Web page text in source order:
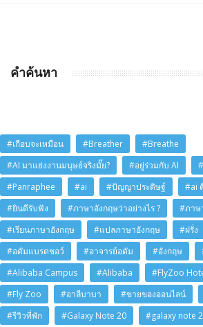
คำค้นหา
#เกือบจะเหมือน #Breather
#Breathe
#AI มาแย่งงานมนุษย์จริงมั๊ย?
#อยู่ร่วมกับ AI
#Panraphee
#ai #ปัญญาประดิษฐ์ #ai
#ยินดีรับฟัง
#ภาษาอังกฤษว่าอย่างไร ?
#ภาษ
#เรียนภาษาอังกฤษ
#แปลภาษาอังกฤษ #ฝรั่ง
#อดัมแบรดชอว์
#อาจารย์อดัม #อังกฤษ
#Alibaba Campus
#Alibaba #FlyZoo
#Fly Zoo
#อาลีบาบา #ขายของออนไลน์
#รีวิวที่พัก
#Galaxy Note 20
#galaxy note